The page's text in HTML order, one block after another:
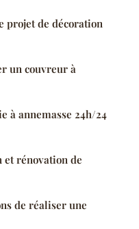
projet de décoration
un couvreur à
à annemasse 24h/24
et rénovation de
de réaliser une